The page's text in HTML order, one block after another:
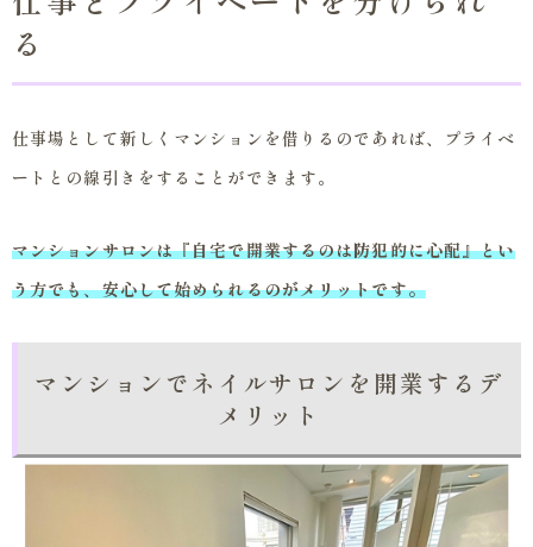
る
仕事場として新しくマンションを借りるのであれば、プライベ
ートとの線引きをすることができます。
マンションサロンは『自宅で開業するのは防犯的に心配』とい
う方でも、安心して始められるのがメリットです。
マンションでネイルサロンを開業するデ
メリット